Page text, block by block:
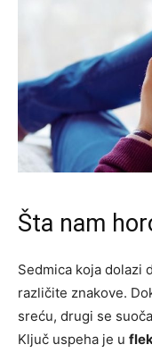
Šta nam
Sedmica koja dolazi
različite znakove.
sreću, drugi se
Ključ uspeha je u